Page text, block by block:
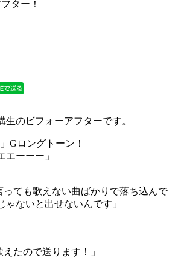
ター！
生のビフォーアフターです。
Gロングトーン！
エーーー」
ても歌えない曲ばかりで落ち込んで
ゃないと出せないんです」
たので送ります！」